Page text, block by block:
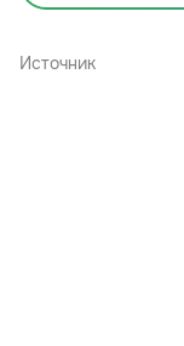
Источник